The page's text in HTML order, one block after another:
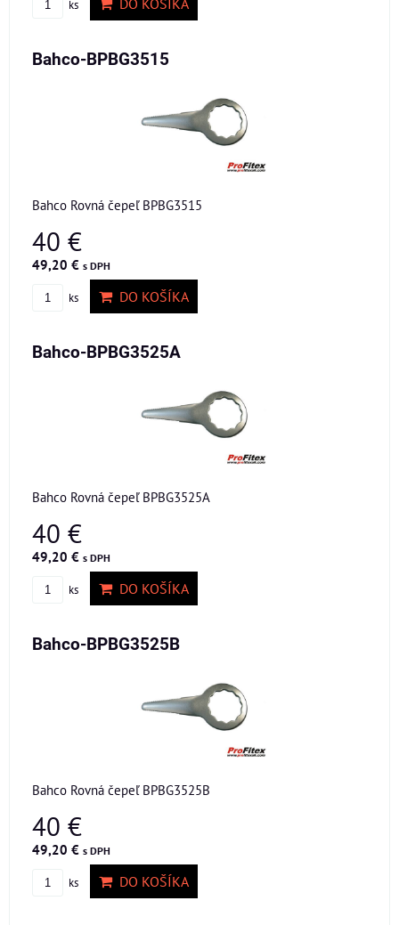
ks DO KOŠÍKA
Bahco-BPBG3515
Bahco Rovná čepeľ BPBG3515
40 €
49,20 € s DPH
ks DO KOŠÍKA
Bahco-BPBG3525A
Bahco Rovná čepeľ BPBG3525A
40 €
49,20 € s DPH
ks DO KOŠÍKA
Bahco-BPBG3525B
Bahco Rovná čepeľ BPBG3525B
40 €
49,20 € s DPH
ks DO KOŠÍKA